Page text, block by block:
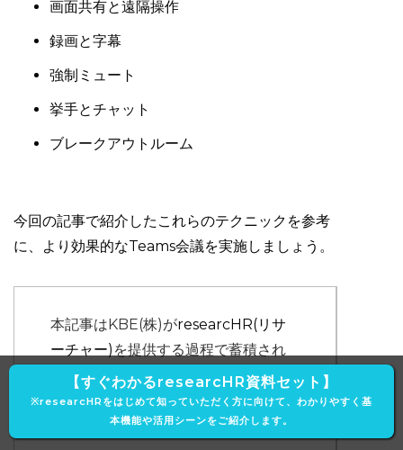
画面共有と遠隔操作
録画と字幕
強制ミュート
挙手とチャット
ブレークアウトルーム
今回の記事で紹介したこれらのテクニックを参考
に、より効果的なTeams会議を実施しましょう。
本記事はKBE(株)がresearcHR(リサ
ーチャー) を提供する過程で蓄積され
た、現場の声やノウハウ・事例をもと
に作成しております。
【すぐわかるresearcHR資料セット】
※researcHRをはじめて知っていただく方に向けて、わかりやすく基
本機能や活用シーンをご紹介します。